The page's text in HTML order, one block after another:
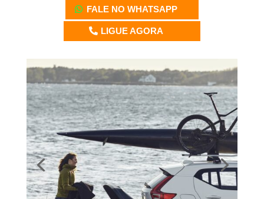
FALE NO WHATSAPP
LIGUE AGORA